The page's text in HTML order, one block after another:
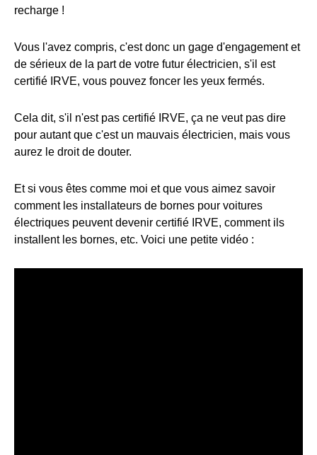
recharge !
Vous l'avez compris, c'est donc un gage d'engagement et
de sérieux de la part de votre futur électricien, s'il est
certifié IRVE, vous pouvez foncer les yeux fermés.
Cela dit, s'il n'est pas certifié IRVE, ça ne veut pas dire
pour autant que c'est un mauvais électricien, mais vous
aurez le droit de douter.
Et si vous êtes comme moi et que vous aimez savoir
comment les installateurs de bornes pour voitures
électriques peuvent devenir certifié IRVE, comment ils
installent les bornes, etc. Voici une petite vidéo :